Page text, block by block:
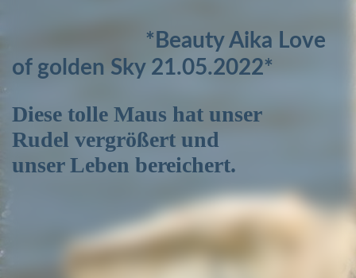
*Beauty Aika Love
of golden Sky 21.05.2022*
Diese tolle Maus hat unser
Rudel vergrößert und
unser Leben bereichert.